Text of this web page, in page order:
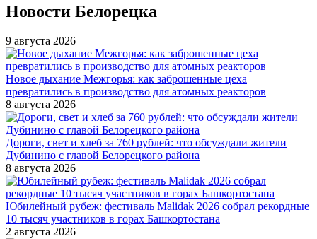
Новости Белорецка
9 августа 2026
Новое дыхание Межгорья: как заброшенные цеха
превратились в производство для атомных реакторов
8 августа 2026
Дороги, свет и хлеб за 760 рублей: что обсуждали жители
Дубинино с главой Белорецкого района
8 августа 2026
Юбилейный рубеж: фестиваль Malidak 2026 собрал рекордные
10 тысяч участников в горах Башкортостана
2 августа 2026